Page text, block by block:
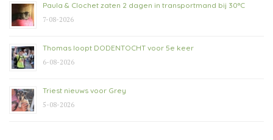
Paula & Clochet zaten 2 dagen in transportmand bij 30°C
7-08-2026
Thomas loopt DODENTOCHT voor 5e keer
6-08-2026
Triest nieuws voor Grey
5-08-2026